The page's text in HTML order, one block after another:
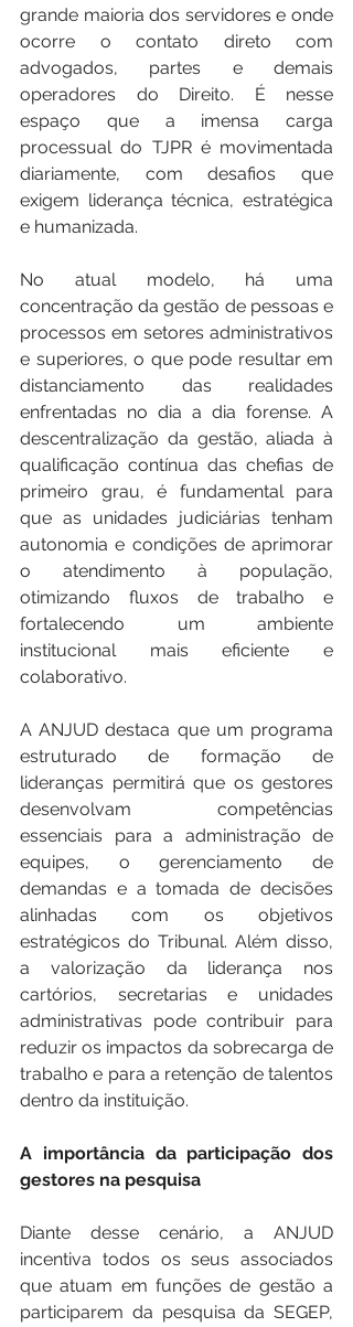
grande maioria dos servidores e onde
ocorre o contato direto com
advogados, partes e demais
operadores do Direito. É nesse
espaço que a imensa carga
processual do TJPR é movimentada
diariamente, com desafios que
exigem liderança técnica, estratégica
e humanizada.
No atual modelo, há uma
concentração da gestão de pessoas e
processos em setores administrativos
e superiores, o que pode resultar em
distanciamento das realidades
enfrentadas no dia a dia forense. A
descentralização da gestão, aliada à
qualificação contínua das chefias de
primeiro grau, é fundamental para
que as unidades judiciárias tenham
autonomia e condições de aprimorar
o atendimento à população,
otimizando fluxos de trabalho e
fortalecendo um ambiente
institucional mais eficiente e
colaborativo.
A ANJUD destaca que um programa
estruturado de formação de
lideranças permitirá que os gestores
desenvolvam competências
essenciais para a administração de
equipes, o gerenciamento de
demandas e a tomada de decisões
alinhadas com os objetivos
estratégicos do Tribunal. Além disso,
a valorização da liderança nos
cartórios, secretarias e unidades
administrativas pode contribuir para
reduzir os impactos da sobrecarga de
trabalho e para a retenção de talentos
dentro da instituição.
A importância da participação dos
gestores na pesquisa
Diante desse cenário, a ANJUD
incentiva todos os seus associados
que atuam em funções de gestão a
participarem da pesquisa da SEGEP,